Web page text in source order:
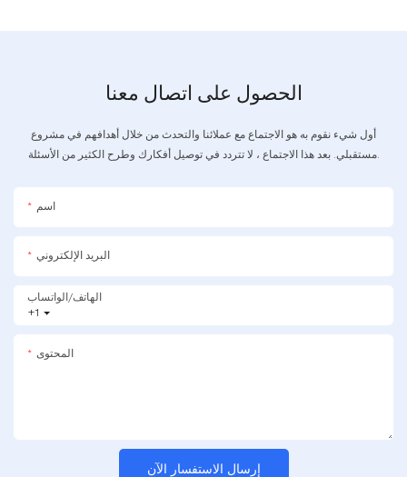
الحصول على اتصال معنا
أول شيء نقوم به هو الاجتماع مع عملائنا والتحدث من خلال أهدافهم في مشروع
مستقبلي. بعد هذا الاجتماع ، لا تتردد في توصيل أفكارك وطرح الكثير من الأسئلة.
اسم
البريد الإلكتروني
+1
الهاتف/الواتساب
المحتوى
إرسال الاستفسار الآن